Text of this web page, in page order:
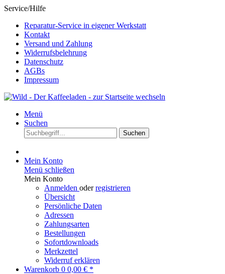
Service/Hilfe
Reparatur-Service in eigener Werkstatt
Kontakt
Versand und Zahlung
Widerrufsbelehrung
Datenschutz
AGBs
Impressum
Menü
Suchen
Suchen
Mein Konto
Menü schließen
Mein Konto
Anmelden oderregistrieren
Übersicht
Persönliche Daten
Adressen
Zahlungsarten
Bestellungen
Sofortdownloads
Merkzettel
Widerruf erklären
Warenkorb 0 0,00 € *